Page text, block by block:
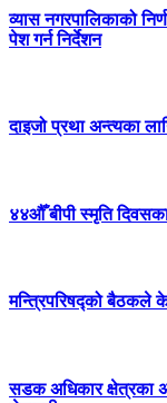
व्यास नगरपालिकाको
पेश गर्न निर्देशन
दाइजो प्रथा अन्त्यका
४४औँ बीपी स्मृति
मन्त्रिपरिषद्को बैठकले के
सडक अधिकार क्षेत्रका